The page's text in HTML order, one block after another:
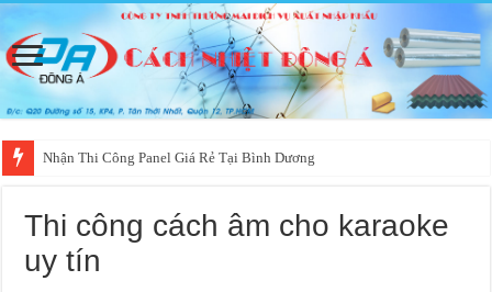
Nhận Thi Công Panel Giá Rẻ Tại Bình Dương
Thi công cách âm cho karaoke
uy tín